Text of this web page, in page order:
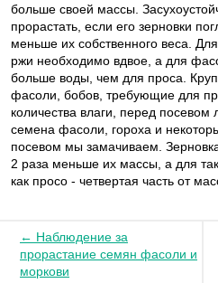
больше своей массы.
прорастать, если его зерновки
меньше их собственного веса.
ржи необходимо вдвое, а для
больше воды, чем для проса.
фасоли, бобов, требующие для
количества влаги, перед
семена фасоли, гороха и
посевом мы замачиваем.
2 раза меньше их массы, а для
как просо - четвертая часть от
← Наблюдение за
прорастание семян фасоли и
моркови